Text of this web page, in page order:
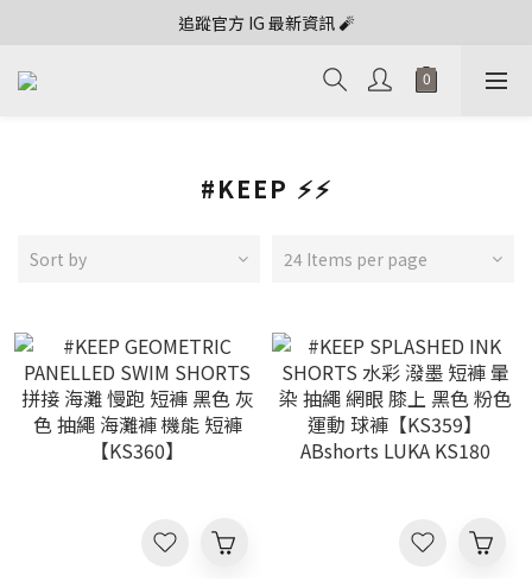
追蹤官方 IG 最新資訊 🧨
#KEEP ⚡⚡
Sort by 24 Items per page